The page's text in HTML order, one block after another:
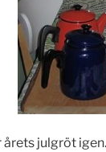
årets julgröt